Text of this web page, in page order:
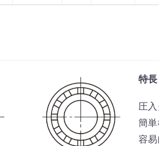
特長
圧
簡
容